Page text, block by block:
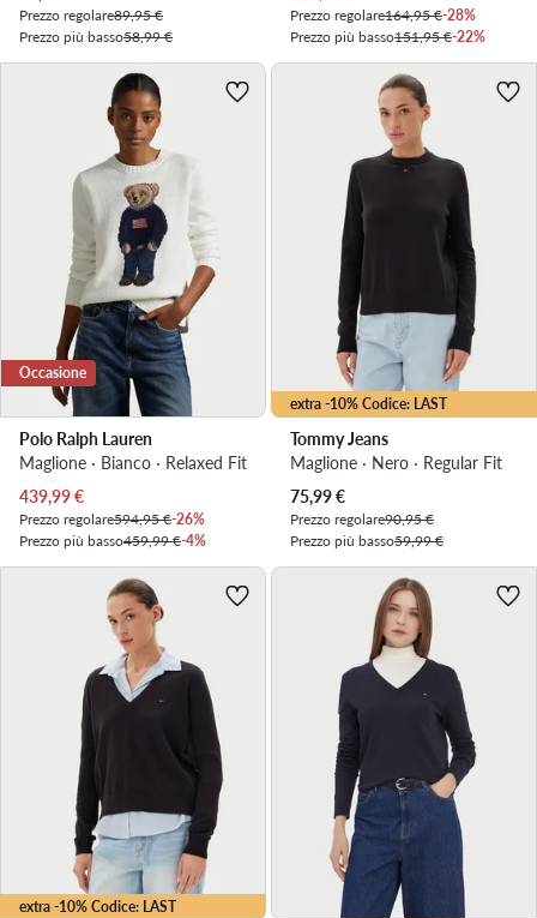
Prezzo regolare89,95 €
Prezzo più basso58,99 €
Prezzo regolare164,95 €-28%
Prezzo più basso151,95 €-22%
Occasione
Polo Ralph Lauren
Maglione · Bianco · Relaxed Fit
Prezzo attuale
439,99€
Prezzo regolare594,95 €-26%
Prezzo più basso459,99 €-4%
extra -10% Codice: LAST
Tommy Jeans
Maglione · Nero · Regular Fit
Prezzo attuale
75,99€
Prezzo regolare90,95 €
Prezzo più basso59,99 €
extra -10% Codice: LAST